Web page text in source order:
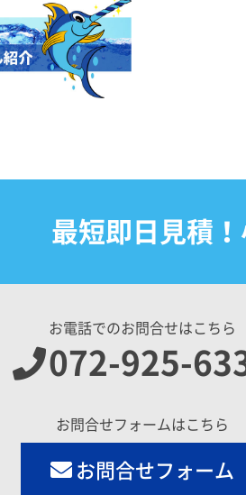
最短即日見積
お電話でのお問合せはこちら
072-925-
お問合せフォームはこちら
お問合せフォーム